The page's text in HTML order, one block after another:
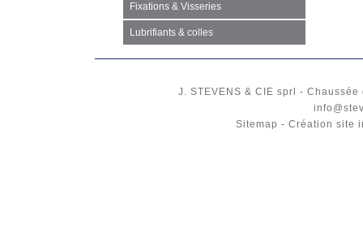
Fixations & Visseries
Lubrifiants & colles
J. STEVENS & CIE sprl - Chaussée
Sitemap - Création site